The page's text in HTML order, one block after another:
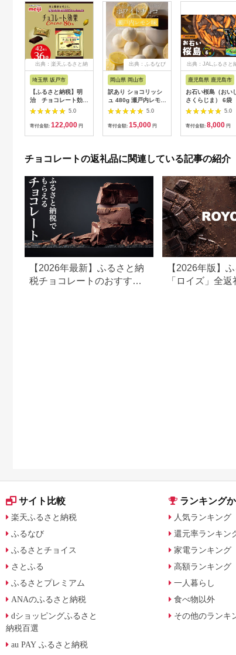
出典：楽天ふるさと納
税
埼玉県 坂戸市
【ふるさと納税】明
治 チョコレート効果
カカオ86%大袋
210g(42枚)×36袋
【1545094】
5.0
寄付金額: 122,000 円
出典：ふるなび
岡山県 岡山市
訳あり ショコリッシ
ュ 480g 瀬戸内レモン
約19～21個入り ｜ス
イーツ スイーツ チョ
コレート チョコレー
5.0
寄付金額: 15,000 円
出典：JALふるさと
鹿児島県 鹿児島市
お石い桜島（おい
さくらじま） 6袋
K347-001_01
5.0
寄付金額: 8,000 円
チョコレートの返礼品に関連している記事の紹介
【2026年最新】ふるさと納
税チョコレートのおすすめ
【2026年版】
「ロイズ」全
サイト比較
楽天ふるさと納税
ふるなび
ふるさとチョイス
さとふる
ふるさとプレミアム
ANAのふるさと納税
dショッピングふるさと
納税百選
au PAY ふるさと納税
ランキング
人気ランキング
還元率ランキン
家電ランキング
高額ランキング
一人暮らし
食べ物以外
その他のランキ